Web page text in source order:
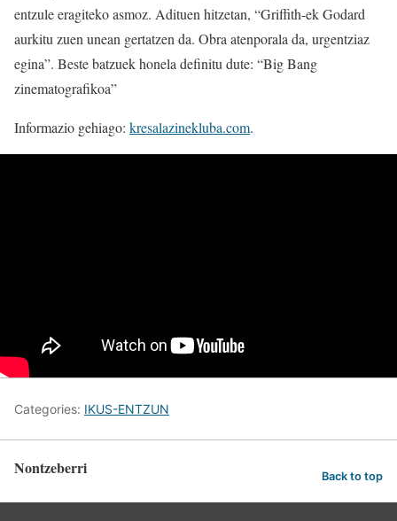
entzule eragiteko asmoz. Adituen hitzetan, “Griffith-ek Godard
aurkitu zuen unean gertatzen da. Obra atenporala da, urgentziaz
egina”. Beste batzuek honela definitu dute: “Big Bang
zinematografikoa”
Informazio gehiago: kresalazinekluba.com.
Categories: IKUS-ENTZUN
Nontzeberri Back to top